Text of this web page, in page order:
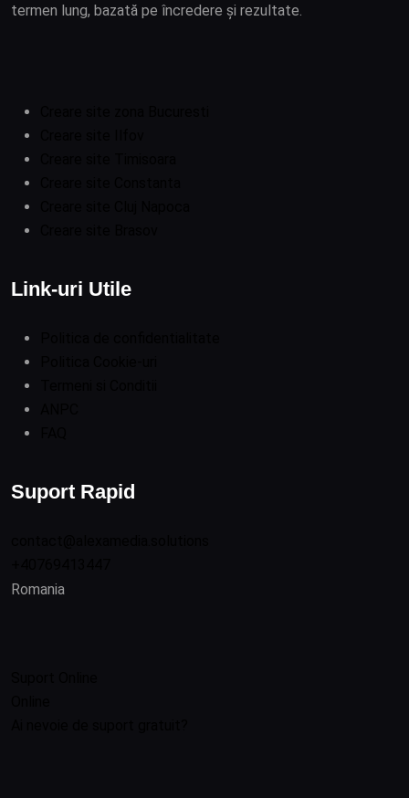
termen lung, bazată pe încredere și rezultate.
Link-uri Utile
Suport Rapid
Romania